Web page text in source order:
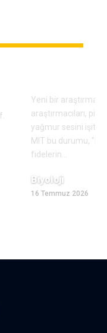
Yeni bir
araştırmacıları,
yağmur sesini
MIT bu durumu,
fidelerin
Biyoloji
16 Temmuz 2026